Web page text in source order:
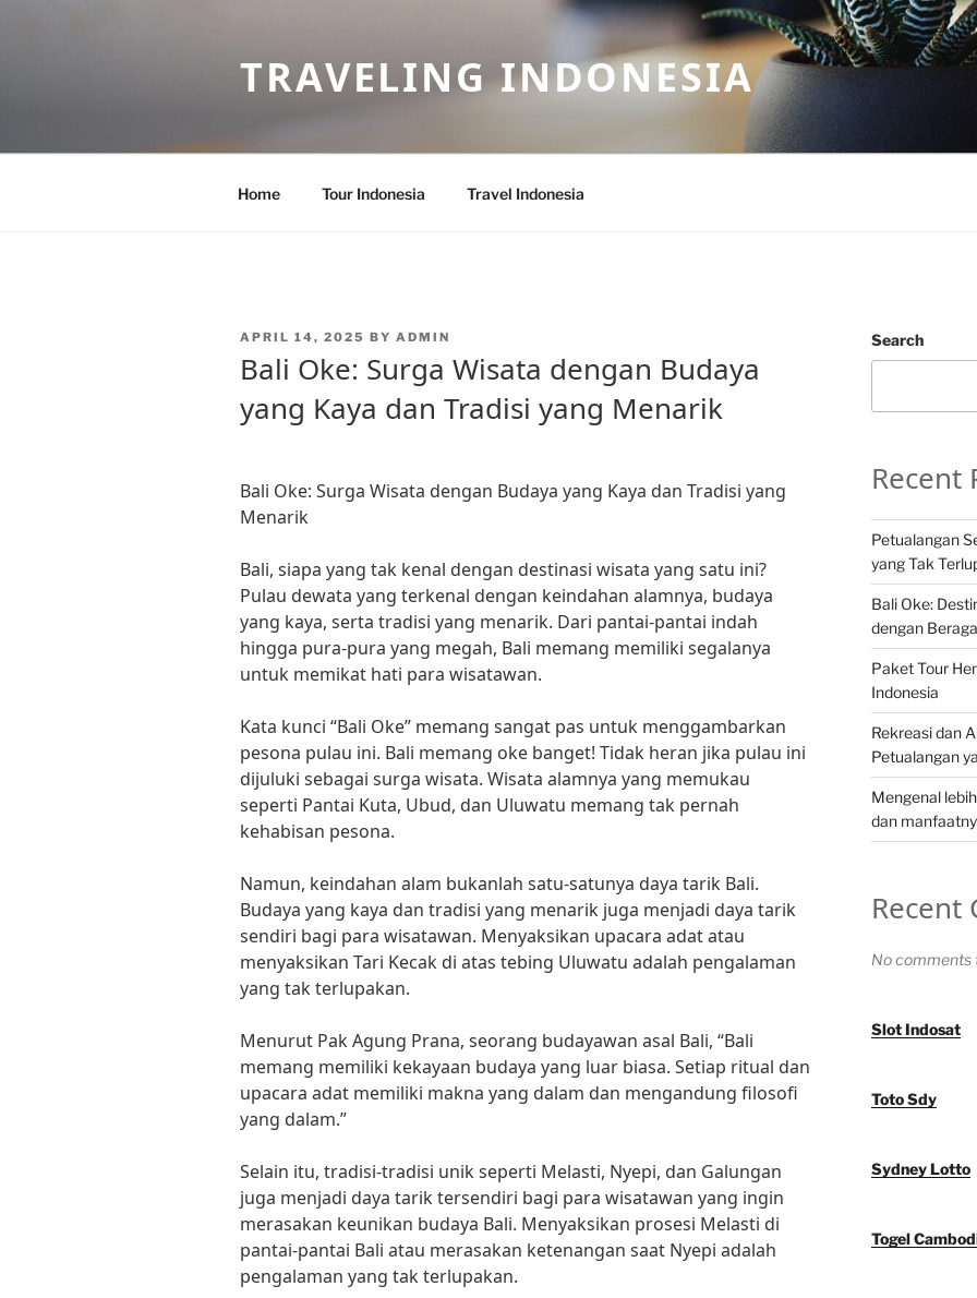
TRAVELING INDONESIA
Home Tour Indonesia Travel Indonesia
POSTED
APRIL 14, 2025 BY ADMIN
Bali Oke: Surga Wisata dengan Budaya
yang Kaya dan Tradisi yang Menarik
Bali Oke: Surga Wisata dengan Budaya yang Kaya dan Tradisi yang
Menarik
Bali, siapa yang tak kenal dengan destinasi wisata yang satu ini?
Pulau dewata yang terkenal dengan keindahan alamnya, budaya
yang kaya, serta tradisi yang menarik. Dari pantai-pantai indah
hingga pura-pura yang megah, Bali memang memiliki segalanya
untuk memikat hati para wisatawan.
Kata kunci “Bali Oke” memang sangat pas untuk menggambarkan
pesona pulau ini. Bali memang oke banget! Tidak heran jika pulau ini
dijuluki sebagai surga wisata. Wisata alamnya yang memukau
seperti Pantai Kuta, Ubud, dan Uluwatu memang tak pernah
kehabisan pesona.
Namun, keindahan alam bukanlah satu-satunya daya tarik Bali.
Budaya yang kaya dan tradisi yang menarik juga menjadi daya tarik
sendiri bagi para wisatawan. Menyaksikan upacara adat atau
menyaksikan Tari Kecak di atas tebing Uluwatu adalah pengalaman
yang tak terlupakan.
Menurut Pak Agung Prana, seorang budayawan asal Bali, “Bali
memang memiliki kekayaan budaya yang luar biasa. Setiap ritual dan
upacara adat memiliki makna yang dalam dan mengandung filosofi
yang dalam.”
Selain itu, tradisi-tradisi unik seperti Melasti, Nyepi, dan Galungan
juga menjadi daya tarik tersendiri bagi para wisatawan yang ingin
merasakan keunikan budaya Bali. Menyaksikan prosesi Melasti di
pantai-pantai Bali atau merasakan ketenangan saat Nyepi adalah
pengalaman yang tak terlupakan.
Search
Recent
Petualangan
yang Tak
Bali Oke:
dengan
Paket Tour
Indonesia
Rekreasi dan
Petualangan
Mengenal
dan
Recent
No comments
Slot Indosat
Toto Sdy
Sydney Lotto
Togel